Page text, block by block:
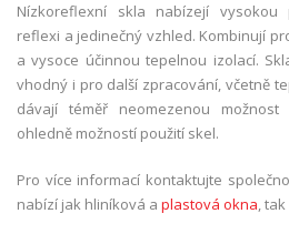
Nízkoreflexní skla nabízejí vysokou
reflexi a jedinečný vzhled. Kombinují
a vysoce účinnou tepelnou izolací.
vhodný i pro další zpracování, včetně
dávají téměř neomezenou
ohledně možností použití skel.
Pro více informací kontaktujte
nabízí jak hliníková a plastová okna,